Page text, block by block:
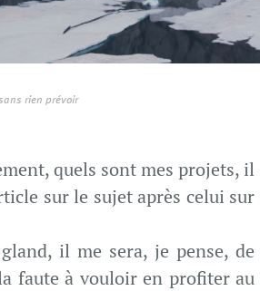
rien prévoir
quels sont mes projets, il
sur le sujet après celui sur
il me sera, je pense, de
faute à vouloir en profiter au